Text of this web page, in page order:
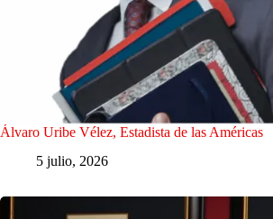
Álvaro Uribe Vélez, Estadista de las Américas
5 julio, 2026